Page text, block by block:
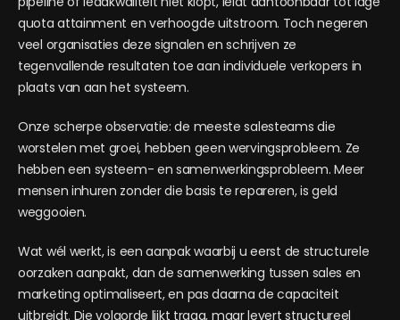
quota attainment en verhoogde uitstroom. Toch negeren
veel organisaties deze signalen en schrijven ze
tegenvallende resultaten toe aan individuele verkopers in
plaats van aan het systeem.
Onze scherpe observatie: de meeste salesteams die
worstelen met groei, hebben geen wervingsprobleem. Ze
hebben een systeem- en samenwerkingsprobleem. Meer
mensen inhuren zonder die basis te repareren, is geld
weggooien.
Wat wél werkt, is een aanpak waarbij u eerst de structurele
oorzaken aanpakt, dan de samenwerking tussen sales en
marketing optimaliseert, en pas daarna de capaciteit
uitbreidt. Die volgorde lijkt traag, maar levert structureel